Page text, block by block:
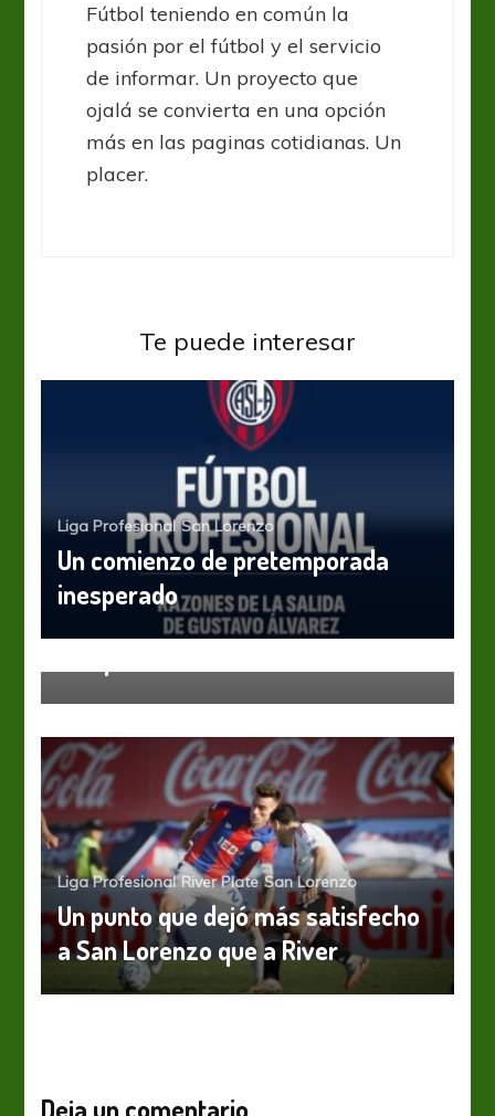
Fútbol teniendo en común la
pasión por el fútbol y el servicio
de informar. Un proyecto que
ojalá se convierta en una opción
más en las paginas cotidianas. Un
placer.
Te puede interesar
Liga Profesional San Lorenzo
Un comienzo de pretemporada
inesperado
Liga Profesional San Lorenzo
Liga Profesional River Plate San Lorenzo
Un punto que dejó más satisfecho
a San Lorenzo que a River
Deja un comentario